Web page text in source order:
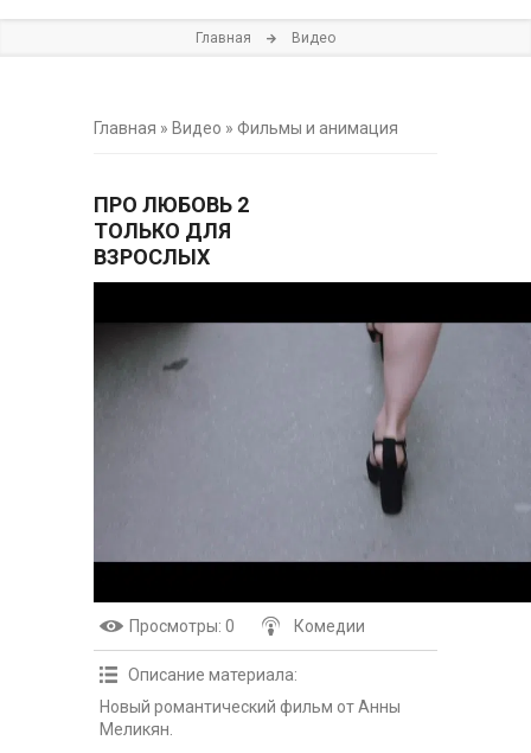
Главная Видео
Главная » Видео » Фильмы и анимация
ПРО ЛЮБОВЬ 2
ТОЛЬКО ДЛЯ
ВЗРОСЛЫХ
Просмотры: 0 Комедии
Описание материала:
Новый романтический фильм от Анны
Меликян.